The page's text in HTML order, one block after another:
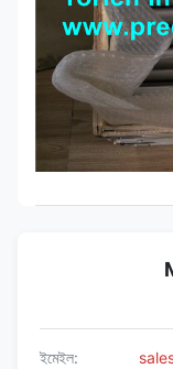
ইমেইল: